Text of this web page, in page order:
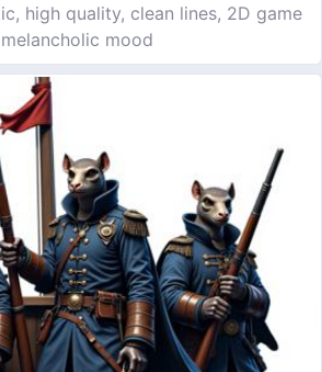
high quality, clean lines, 2D game
mood